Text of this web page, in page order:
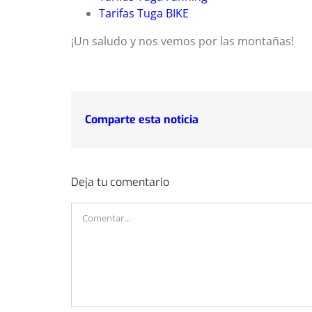
Tarifas Tuga BIKE
¡Un saludo y nos vemos por las montañas!
Comparte esta noticia
Deja tu comentario